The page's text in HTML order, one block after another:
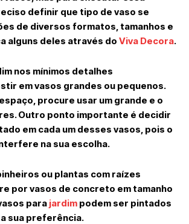
definir que tipo de vaso se
de diversos formatos, tamanhos e
alguns deles através do Viva Decora.
nos mínimos detalhes
em vasos grandes ou pequenos.
procure usar um grande e o
Outro ponto importante é decidir
em cada um desses vasos, pois o
na sua escolha.
ou plantas com raízes
por vasos de concreto em tamanho
para jardim podem ser pintados
sua preferência.